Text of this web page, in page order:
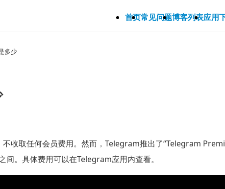
首页常见问题博客列表应用
多少
收取任何会员费用。然而，Telegram推出了“Telegram
。具体费用可以在Telegram应用内查看。